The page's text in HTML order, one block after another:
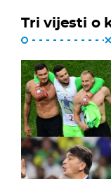
Tri vijesti o